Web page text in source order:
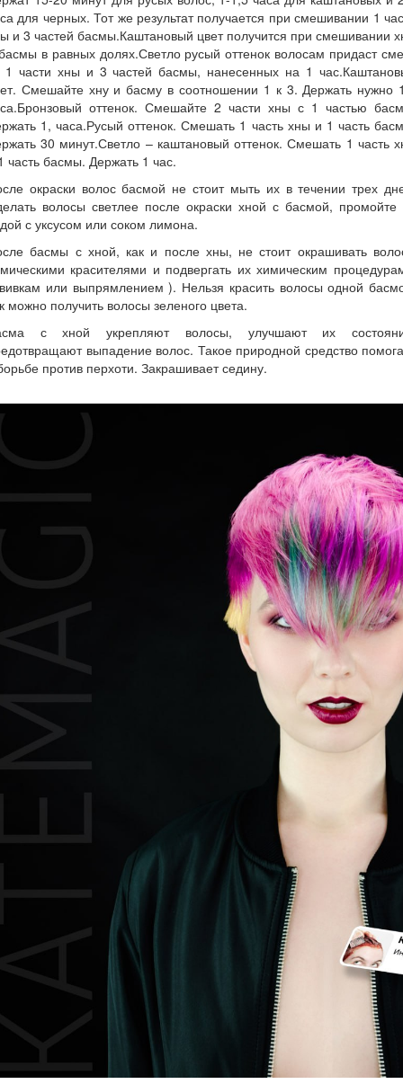
для черных. Тот же результат получается при смешивании 1
и 3 частей басмы.Каштановый цвет получится при смешивании
в равных долях.Светло русый оттенок волосам придаст
1 части хны и 3 частей басмы, нанесенных на 1
Смешайте хну и басму в соотношении 1 к 3. Держать нужно
оттенок. Смешайте 2 части хны с 1 частью
1, часа.Русый оттенок. Смешать 1 часть хны и 1 часть
30 минут.Светло – каштановый оттенок. Смешать 1 часть
часть басмы. Держать 1 час.
окраски волос басмой не стоит мыть их в течении трех
волосы светлее после окраски хной с басмой, промойте
с уксусом или соком лимона.
басмы с хной, как и после хны, не стоит окрашивать
красителями и подвергать их химическим
или выпрямлением ). Нельзя красить волосы одной
можно получить волосы зеленого цвета.
с хной укрепляют волосы, улучшают их
выпадение волос. Такое природной средство
против перхоти. Закрашивает седину.